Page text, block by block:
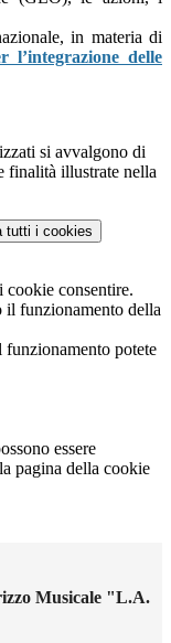
in materia di
l’integrazione delle
si avvalgono di
finalità illustrate nella
tutti i cookies
cookie consentire.
il funzionamento della
funzionamento potete
essere
pagina della cookie
Musicale "L.A.